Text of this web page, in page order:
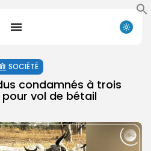
SOCIÉTÉ
condamnés à trois
vol de bétail